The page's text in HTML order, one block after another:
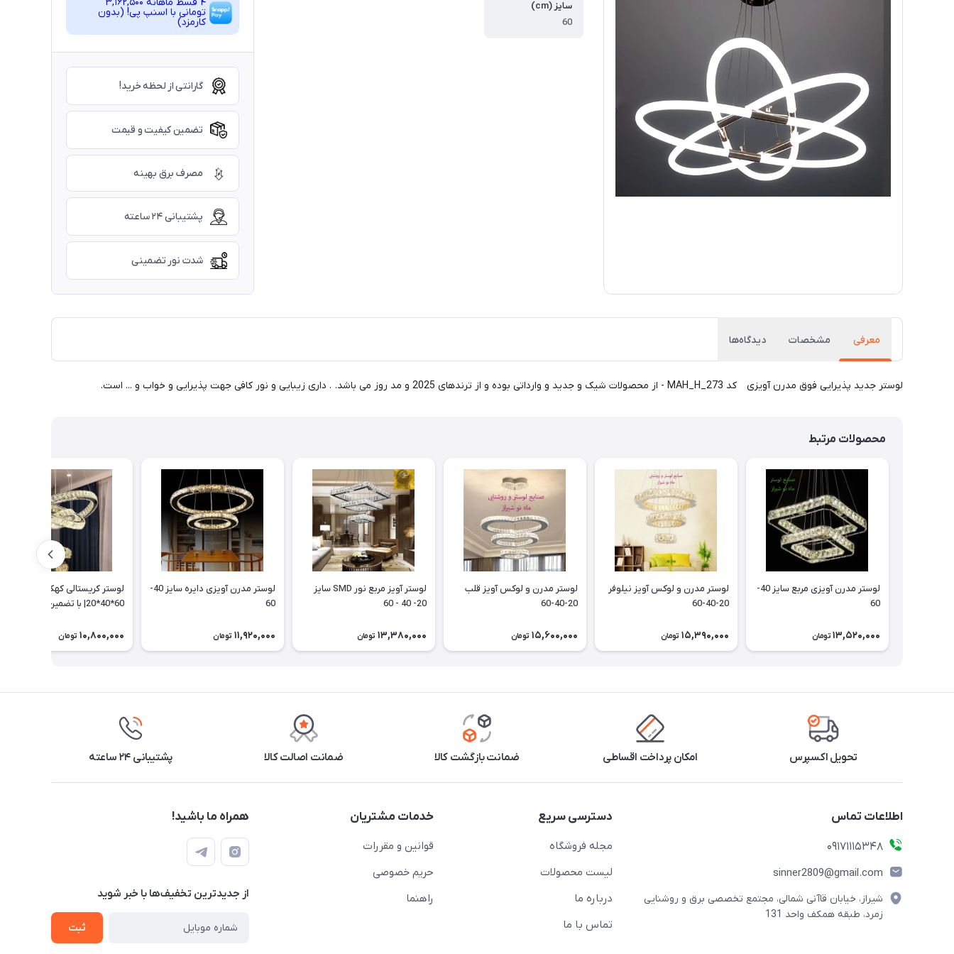
سایز (cm)
60
تومانی با اسنپ ‌پی! (بدون
کارمزد)
گارانتی از لحظه خرید!
تضمین کیفیت و قیمت
مصرف برق بهینه
پشتیبانی ۲۴ ساعته
شدت نور تضمینی
معرفی مشخصات دیدگاه‌ها
لوستر جدید پذیرایی فوق مدرن آویزی کد MAH_H_273 - از محصولات شیک و جدید و وارداتی بوده و از ترندهای 2025 و مد روز می باشد. . داری زیبایی و نور کافی جهت پذیرایی و خواب و ... است.
محصولات مرتبط
لوستر مدرن آویزی مربع سایز 40-
60
13,520,000 تومان
لوستر مدرن و لوکس آویز نیلوفر
20-40-60
15,390,000 تومان
لوستر مدرن و لوکس آویز قلب
20-40-60
15,600,000 تومان
لوستر آویز مربع نور SMD سایز
20- 40 - 60
13,380,000 تومان
لوستر مدرن آویزی دایره سایز 40-
60
11,920,000 تومان
لوستر کریستالی کهکشانی
60*40*20| با تضمین سلامت
10,800,000 تومان
تحویل اکسپرس امکان پرداخت اقساطی ضمانت بازگشت کالا ضمانت اصالت کالا پشتیبانی ۲۴ ساعته
اطلاعات تماس
09171115348
sinner2809@gmail.com
شیراز، خیابان قاآنی شمالی، مجتمع تخصصی برق و روشنایی
زمرد، طبقه همکف واحد 131
دسترسی سریع
مجله فروشگاه
لیست محصولات
درباره ما
تماس با ما
خدمات مشتریان
قوانین و مقررات
حریم خصوصی
راهنما
همراه ما باشید!
از جدید‌ترین تخفیف‌ها با‌ خبر شوید
ثبت